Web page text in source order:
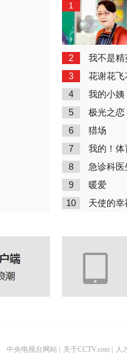
1
2 我不是精
3 花谢花飞
4 我的小姨
5 极光之恋
6 猎场
7 我的！体
8 急诊科医
9 暖爱
10 天使的幸
中央电视台网站 关于CCTV.com 人